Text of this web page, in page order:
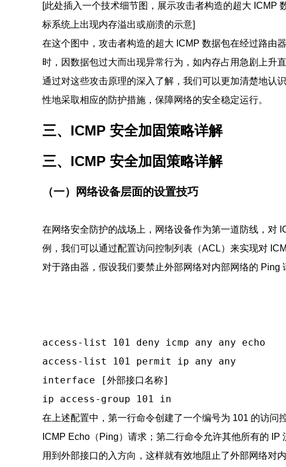
[此处插入一个技术细节图，展示攻击者构造的超大 ICMP
标系统上出现内存溢出或崩溃的示意]
在这个图中，攻击者构造的超大 ICMP 数据包在经过路由
时，因数据包过大而出现异常行为，如内存占用急剧上升直
通过对这些攻击原理的深入了解，我们可以更加清楚地认
性地采取相应的防护措施，保障网络的安全稳定运行。
三、ICMP 安全加固策略详解
三、ICMP 安全加固策略详解
（一）网络设备层面的设置技巧
在网络安全防护的战场上，网络设备作为第一道防线，对
例，我们可以通过配置访问控制列表（ACL）来实现对
对于路由器，假设我们要禁止外部网络对内部网络的 Ping
access-list 101 deny icmp any any echo
access-list 101 permit ip any any
interface [外部接口名称]
ip access-group 101 in
在上述配置中，第一行命令创建了一个编号为 101 的访问
ICMP Echo（Ping）请求；第二行命令允许其他所有的
用到外部接口的入方向，这样就有效地阻止了外部网络对